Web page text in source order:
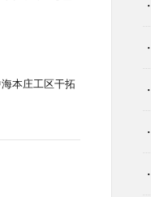
本庄工区干拓